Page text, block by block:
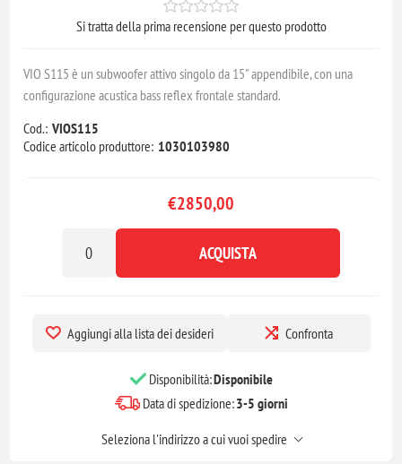
Si tratta della prima recensione per questo prodotto
VIO S115 è un subwoofer attivo singolo da 15" appendibile, con una
configurazione acustica bass reflex frontale standard.
Cod.: VIOS115
Codice articolo produttore: 1030103980
€2850,00
ACQUISTA
Aggiungi alla lista dei desideri Confronta
Disponibilità:Disponibile
Data di spedizione:3-5 giorni
Seleziona l'indirizzo a cui vuoi spedire